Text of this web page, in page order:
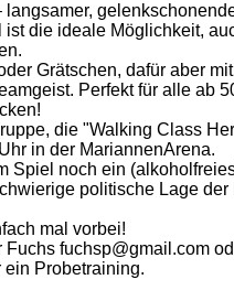
die ideale Möglichkeit,
Grätschen, dafür aber
Perfekt für alle ab
die "Walking Class
in der MariannenArena.
Spiel noch ein
politische Lage der
mal vorbei!
fuchsp@gmail.com
ein Probetraining.